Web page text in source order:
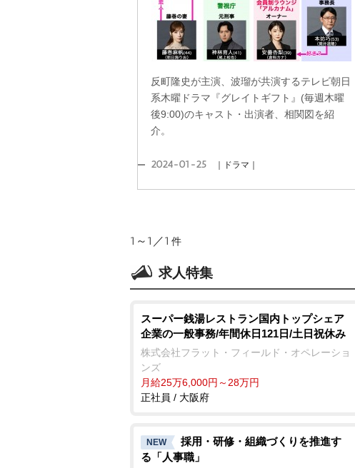
反町隆史が主演、波瑠が共演するテレビ朝日
系木曜ドラマ『グレイトギフト』(毎週木曜
後9:00)のキャスト・出演者、相関図を紹
介。
2024-01-25 ｜ドラマ｜
1～1／1 件
求人特集
スーパー銭湯レストラン国内トップシェア
企業の一般事務/年間休日121日/土日祝休み
株式会社フラット・フィールド・オペレーショ
ンズ
月給25万6,000円～28万円
正社員 / 大阪府
NEW
採用・研修・組織づくりを推進す
る「人事職」